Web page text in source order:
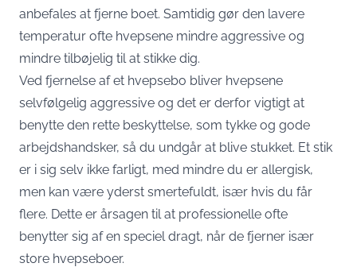
anbefales at fjerne boet. Samtidig gør den lavere
temperatur ofte hvepsene mindre aggressive og
mindre tilbøjelig til at stikke dig.
Ved fjernelse af et hvepsebo bliver hvepsene
selvfølgelig aggressive og det er derfor vigtigt at
benytte den rette beskyttelse, som tykke og gode
arbejdshandsker, så du undgår at blive stukket. Et stik
er i sig selv ikke farligt, med mindre du er allergisk,
men kan være yderst smertefuldt, især hvis du får
flere. Dette er årsagen til at professionelle ofte
benytter sig af en speciel dragt, når de fjerner især
store hvepseboer.